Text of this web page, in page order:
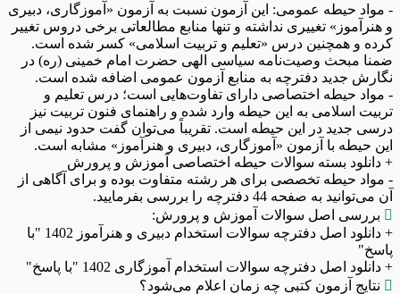
- مواد حیطه عمومی: این آزمون نسبت به آزمون «آموزگاری،‌ دبیری
و هنرآموز» تغییری نداشته و تنها منابع مطالعاتی برخی دروس تغییر
کرده و همچنین درس «تعلیم و تربیت اسلامی» کسر شده است.
ضمنا مبحث وصیت‌نامه سیاسی الهی حضرت امام خمینی (ره) در
نگارش جدید دفترچه به منابع آزمون عمومی اضافه شده است.
- مواد حیطه اختصاصی دارای تفاوت‌هایی است؛ درس تعلیم و
تربیت اسلامی به این حیطه وارد شده و راهنمای فنون تربیت نیز
درسی جدید در این حیطه است. تقریباً می‌توان گفت حدود نیمی از
این حیطه با آزمون «آموزگاری، دبیری و هنرآموز» مشابه است.
+ دانلود بسته سوالات حیطه اختصاصی آموزش و پرورش
- مواد حیطه تخصصی برای هر رشته متفاوت بوده و برای آگاهی از
آن می‌توانید به صفحه 44 دفترچه را بررسی بفرمایید.
 بررسی اصل سوالات آموزش و پرورش:
+ دانلود اصل دفترچه سوالات استخدام دبیری و هنرآموز 1402 "با
پاسخ"
+ دانلود اصل دفترچه سوالات استخدام آموزگاری 1402 "با پاسخ"
 نتایج آزمون کتبی چه زمان اعلام می‌شود؟